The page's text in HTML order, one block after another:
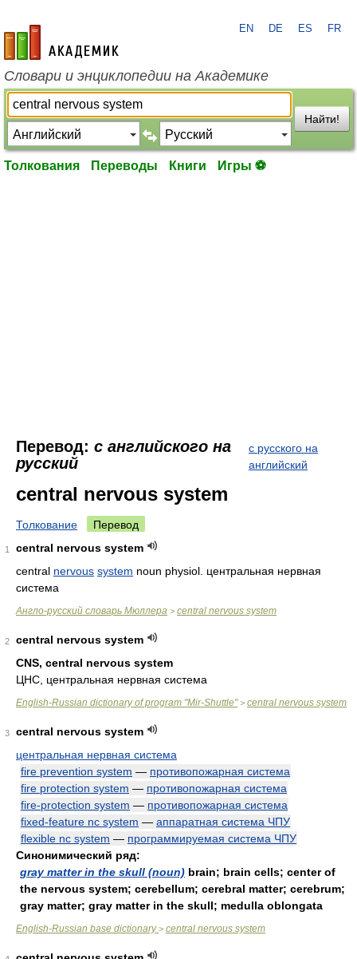
academic.ru
EN DE ES FR
Словари и энциклопедии на Академике
Найти!
Толкования Переводы Книги Игры ⚽
Перевод: с английского на
русский
с русского на
английский
central nervous system
Толкование Перевод
1
central nervous system
central nervous system noun physiol. центральная нервная
система
Англо-русский словарь Мюллера > central nervous system
2
central nervous system
CNS, central nervous system
ЦНС, центральная нервная система
English-Russian dictionary of program "Mir-Shuttle"> central nervous system
3
central nervous system
центральная нервная система
fire prevention system — противопожарная система
fire protection system — противопожарная система
fire-protection system — противопожарная система
fixed-feature nc system — аппаратная система ЧПУ
flexible nc system — программируемая система ЧПУ
Синонимический ряд:
gray matter in the skull (noun) brain; brain cells; center of
the nervous system; cerebellum; cerebral matter; cerebrum;
gray matter; gray matter in the skull; medulla oblongata
English-Russian base dictionary> central nervous system